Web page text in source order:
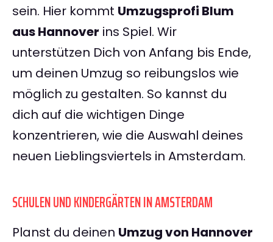
sein. Hier kommt Umzugsprofi Blum
aus Hannover ins Spiel. Wir
unterstützen Dich von Anfang bis Ende,
um deinen Umzug so reibungslos wie
möglich zu gestalten. So kannst du
dich auf die wichtigen Dinge
konzentrieren, wie die Auswahl deines
neuen Lieblingsviertels in Amsterdam.
SCHULEN UND KINDERGÄRTEN IN AMSTERDAM
Planst du deinen Umzug von Hannover